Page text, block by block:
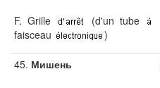
F. Grille
(d'un tube
faisceau
)
45. Мишень